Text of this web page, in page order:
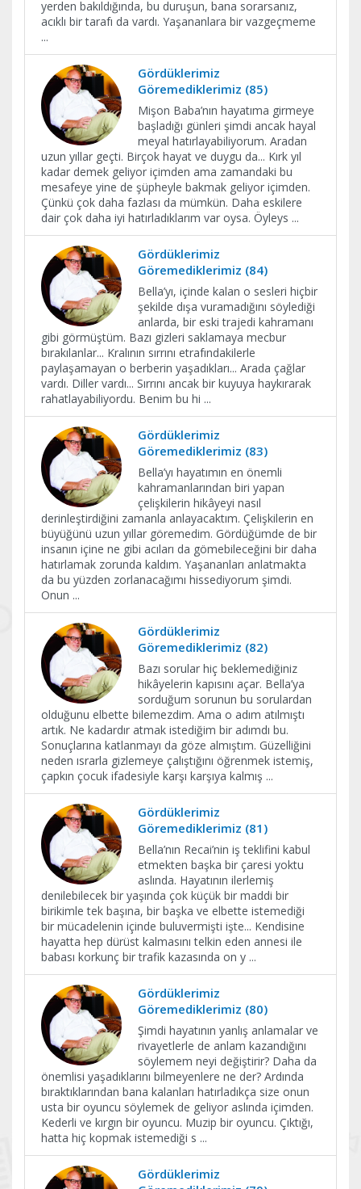
yerden bakıldığında, bu duruşun, bana sorarsanız,
acıklı bir tarafı da vardı. Yaşananlara bir vazgeçmeme
...
Gördüklerimiz
Göremediklerimiz (85)
Mişon Baba’nın hayatıma girmeye
başladığı günleri şimdi ancak hayal
meyal hatırlayabiliyorum. Aradan
uzun yıllar geçti. Birçok hayat ve duygu da... Kırk yıl
kadar demek geliyor içimden ama zamandaki bu
mesafeye yine de şüpheyle bakmak geliyor içimden.
Çünkü çok daha fazlası da mümkün. Daha eskilere
dair çok daha iyi hatırladıklarım var oysa. Öyleys ...
Gördüklerimiz
Göremediklerimiz (84)
Bella’yı, içinde kalan o sesleri hiçbir
şekilde dışa vuramadığını söylediği
anlarda, bir eski trajedi kahramanı
gibi görmüştüm. Bazı gizleri saklamaya mecbur
bırakılanlar... Kralının sırrını etrafındakilerle
paylaşamayan o berberin yaşadıkları... Arada çağlar
vardı. Diller vardı... Sırrını ancak bir kuyuya haykırarak
rahatlayabiliyordu. Benim bu hi ...
Gördüklerimiz
Göremediklerimiz (83)
Bella’yı hayatımın en önemli
kahramanlarından biri yapan
çelişkilerin hikâyeyi nasıl
derinleştirdiğini zamanla anlayacaktım. Çelişkilerin en
büyüğünü uzun yıllar göremedim. Gördüğümde de bir
insanın içine ne gibi acıları da gömebileceğini bir daha
hatırlamak zorunda kaldım. Yaşananları anlatmakta
da bu yüzden zorlanacağımı hissediyorum şimdi.
Onun ...
Gördüklerimiz
Göremediklerimiz (82)
Bazı sorular hiç beklemediğiniz
hikâyelerin kapısını açar. Bella’ya
sorduğum sorunun bu sorulardan
olduğunu elbette bilemezdim. Ama o adım atılmıştı
artık. Ne kadardır atmak istediğim bir adımdı bu.
Sonuçlarına katlanmayı da göze almıştım. Güzelliğini
neden ısrarla gizlemeye çalıştığını öğrenmek istemiş,
çapkın çocuk ifadesiyle karşı karşıya kalmış ...
Gördüklerimiz
Göremediklerimiz (81)
Bella’nın Recai’nin iş teklifini kabul
etmekten başka bir çaresi yoktu
aslında. Hayatının ilerlemiş
denilebilecek bir yaşında çok küçük bir maddi bir
birikimle tek başına, bir başka ve elbette istemediği
bir mücadelenin içinde buluvermişti işte... Kendisine
hayatta hep dürüst kalmasını telkin eden annesi ile
babası korkunç bir trafik kazasında on y ...
Gördüklerimiz
Göremediklerimiz (80)
Şimdi hayatının yanlış anlamalar ve
rivayetlerle de anlam kazandığını
söylemem neyi değiştirir? Daha da
önemlisi yaşadıklarını bilmeyenlere ne der? Ardında
bıraktıklarından bana kalanları hatırladıkça size onun
usta bir oyuncu söylemek de geliyor aslında içimden.
Kederli ve kırgın bir oyuncu. Muzip bir oyuncu. Çıktığı,
hatta hiç kopmak istemediği s ...
Gördüklerimiz